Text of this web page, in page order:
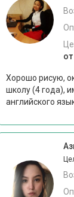
Хорошо рисую,
школу (4 года),
английского